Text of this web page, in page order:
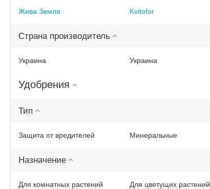
Жива Земля Kvitofor
Страна производитель
Украина Украина
Удобрения
Тип
Защита от вредителей Минеральные
Назначение
Для комнатных растений Для цветущих растений